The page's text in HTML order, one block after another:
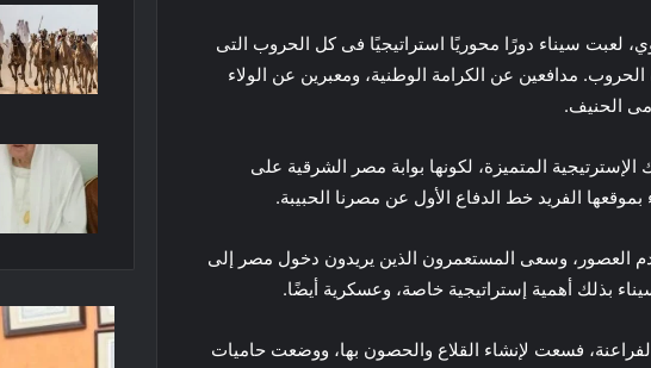
لعبت سيناء دورًا محوريًا استراتيجيًا فى كل الحروب التى
مدافعين عن الكرامة الوطنية، ومعبرين عن الولاء
الحنيف.
المتميزة، لكونها بوابة مصر الشرقية على
الفريد خط الدفاع الأول عن مصرنا الحبيبة.
العصور، وسعى المستعمرون الذين يريدون دخول مصر إلى
بذلك أهمية إستراتيجية خاصة، وعسكرية أيضًا.
فسعت لإنشاء القلاع والحصون بها، ووضعت حاميات